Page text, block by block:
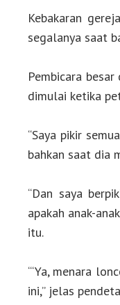
Kebakaran
segalanya saat
Pembicara
dimulai ketika
“Saya pikir
bahkan saat dia
“Dan saya
apakah anak-
itu.
“‘Ya, menara
ini,” jelas